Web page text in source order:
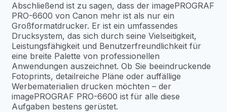
Abschließend ist zu sagen, dass der imagePROGRAF
PRO-6600 von Canon mehr ist als nur ein
Großformatdrucker. Er ist ein umfassendes
Drucksystem, das sich durch seine Vielseitigkeit,
Leistungsfähigkeit und Benutzerfreundlichkeit für
eine breite Palette von professionellen
Anwendungen auszeichnet. Ob Sie beeindruckende
Fotoprints, detailreiche Pläne oder auffällige
Werbematerialien drucken möchten – der
imagePROGRAF PRO-6600 ist für alle diese
Aufgaben bestens gerüstet.